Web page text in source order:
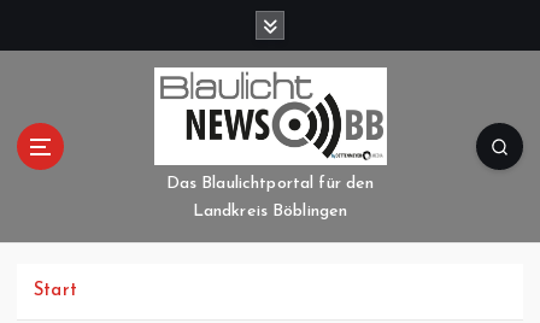
Das Blaulichtportal für den
Landkreis Böblingen
Start